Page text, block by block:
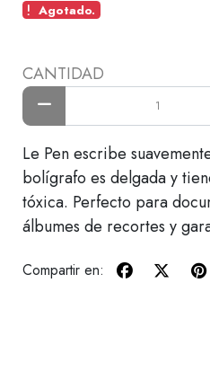
Agotado.
CANTIDAD
Le Pen escribe
bolígrafo es delgada y
tóxica. Perfecto para
álbumes de recortes y
Compartir en: